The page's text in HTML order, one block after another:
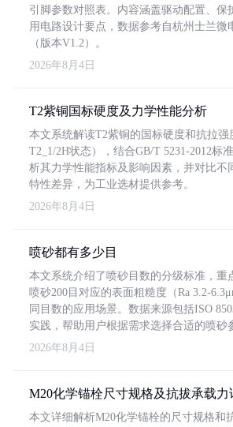
引脚参数对照表。内容涵盖驱动配置、保
用电路设计要点，数据参考自杭州士兰微
（版本V1.2）。
2026年8月4日
T2紫铜国标硬度及力学性能分析
本文系统解读T2紫铜的国标硬度和抗拉强
T2_1/2H状态），结合GB/T 5231-2012标
析其力学性能指标及影响因素，并对比不
特性差异，为工业选材提供参考。
2026年8月4日
喷砂都有多少目
本文系统介绍了喷砂目数的分级标准，重
喷砂200目对应的表面粗糙度（Ra 3.2-
同目数的应用场景。数据来源包括ISO
实践，帮助用户根据需求选择合适的喷砂
2026年8月4日
M20化学锚栓尺寸规格及抗拔承载力
本文详细解析M20化学锚栓的尺寸规格和